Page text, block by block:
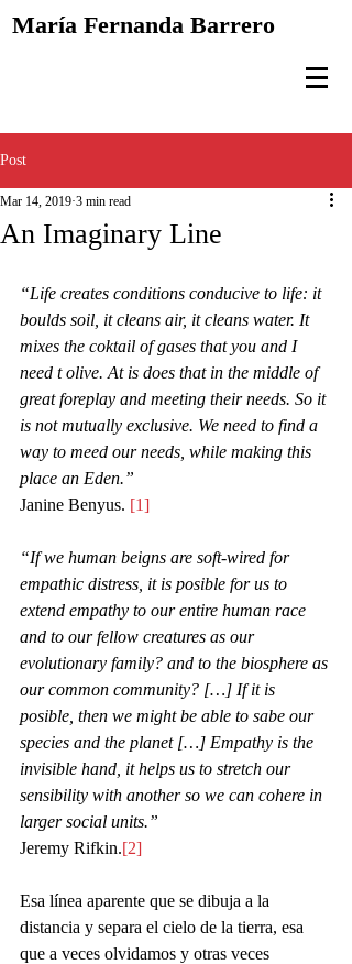
María Fernanda Barrero
Post
An Imaginary Line
Mar 14, 2019 3 min read
“Life creates conditions conducive to life: it
boulds soil, it cleans air, it cleans water. It
mixes the coktail of gases that you and I
need t olive. At is does that in the middle of
great foreplay and meeting their needs. So it
is not mutually exclusive. We need to find a
way to meed our needs, while making this
place an Eden.”
Janine Benyus. [1]
“If we human beigns are soft-wired for
empathic distress, it is posible for us to
extend empathy to our entire human race
and to our fellow creatures as our
evolutionary family? and to the biosphere as
our common community? […] If it is
posible, then we might be able to sabe our
species and the planet […] Empathy is the
invisible hand, it helps us to stretch our
sensibility with another so we can cohere in
larger social units.”
Jeremy Rifkin.[2]
Esa línea aparente que se dibuja a la
distancia y separa el cielo de la tierra, esa
que a veces olvidamos y otras veces